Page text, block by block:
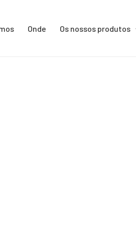
Onde Os nossos produtos